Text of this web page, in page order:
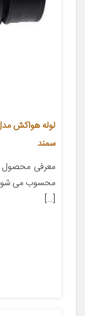
سمند
معرفی محصول
محسوب می شود.
[…]